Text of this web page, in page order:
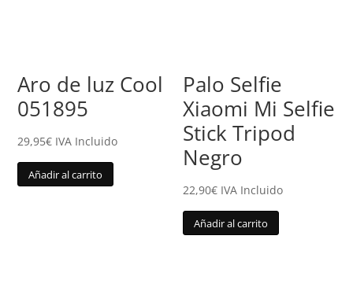
Aro de luz Cool
051895
29,95€ IVA Incluido
Añadir al carrito
Palo Selfie
Xiaomi Mi Selfie
Stick Tripod
Negro
22,90€ IVA Incluido
Añadir al carrito